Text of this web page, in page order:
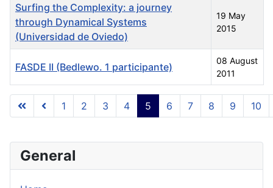
General
Articles
Surfing the Complexity: a journey
through Dynamical Systems
(Universidad de Oviedo)
19 May
2015
FASDE II (Bedlewo. 1 participante)
08 August
2011
Page 5 of 10
1 2 3 4 5 6 7 8 9 10